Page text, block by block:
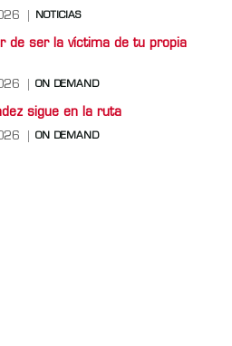
NOTICIAS
de ser la víctima de tu propia
ON DEMAND
sigue en la ruta
ON DEMAND